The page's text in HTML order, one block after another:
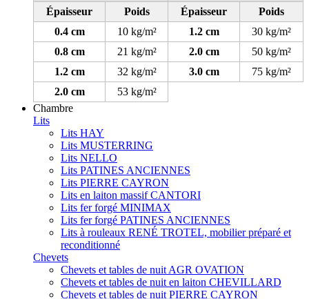
Épaisseur Poids Épaisseur
Poids
0.4 cm
10 kg/m² 1.2 cm
30 kg/m²
0.8 cm
21 kg/m² 2.0 cm
50 kg/m²
1.2 cm
32 kg/m² 3.0 cm
75 kg/m²
2.0 cm
53 kg/m²
Chambre
Lits
Lits HAY
Lits MUSTERRING
Lits NELLO
Lits PATINES ANCIENNES
Lits PIERRE CAYRON
Lits en laiton massif CANTORI
Lits fer forgé MINIMAX
Lits fer forgé PATINES ANCIENNES
Lits à rouleaux RENÉ TROTEL, mobilier préparé et
reconditionné
Chevets
Chevets et tables de nuit AGR OVATION
Chevets et tables de nuit en laiton CHEVILLARD
Chevets et tables de nuit PIERRE CAYRON